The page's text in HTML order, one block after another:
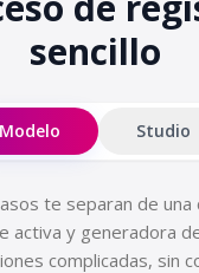
sencillo
Modelo Studio
te separan de una
activa y generadora
complicadas, sin